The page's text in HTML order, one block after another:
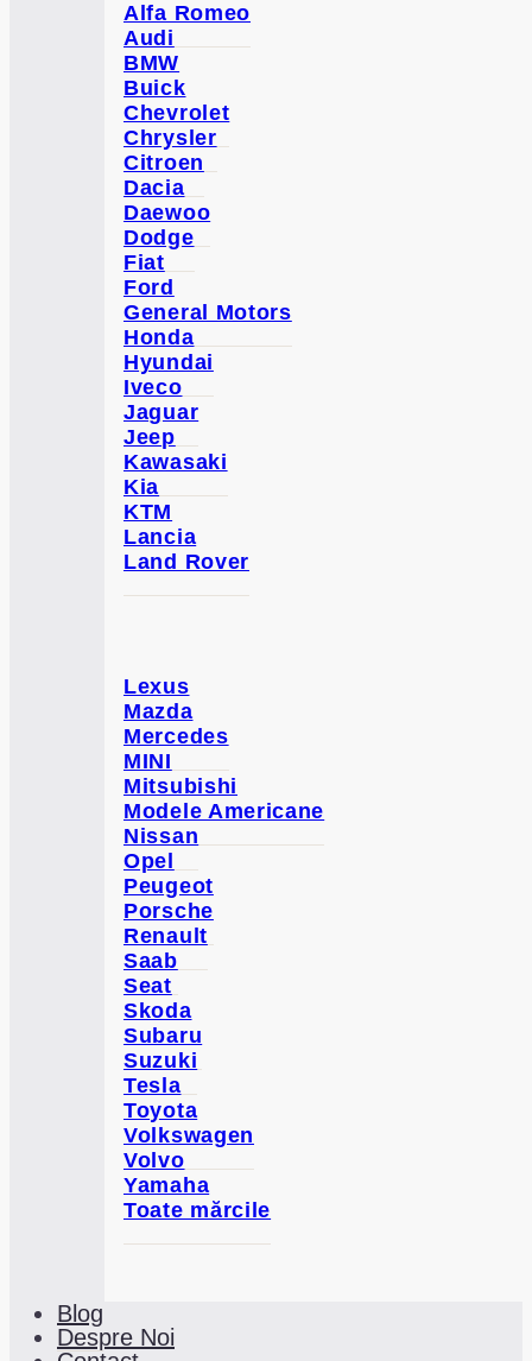
Alfa Romeo
Audi
BMW
Buick
Chevrolet
Chrysler
Citroen
Dacia
Daewoo
Dodge
Fiat
Ford
General Motors
Honda
Hyundai
Iveco
Jaguar
Jeep
Kawasaki
Kia
KTM
Lancia
Land Rover
Lexus
Mazda
Mercedes
MINI
Mitsubishi
Modele Americane
Nissan
Opel
Peugeot
Porsche
Renault
Saab
Seat
Skoda
Subaru
Suzuki
Tesla
Toyota
Volkswagen
Volvo
Yamaha
Toate mărcile
Blog
Despre Noi